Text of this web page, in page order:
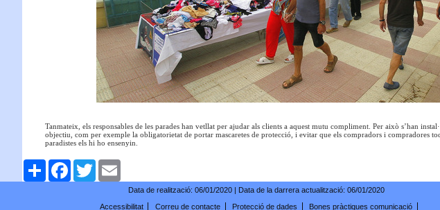
Tanmateix, els responsables de les parades han vetllat per ajudar als clients a aquest mutu compliment. Per això s’han
objectiu, com per exemple la obligatorietat de portar mascaretes de protecció, i evitar que els compradors i compradores
paradistes els hi ho ensenyin.
ComparteixFacebookTwitter
Data de realització: 06/01/2020 | Data de la darrera actualització: 06/01/2020
Accessibilitat
Correu de contacte Protecció de dades Bones pràctiques comunicació